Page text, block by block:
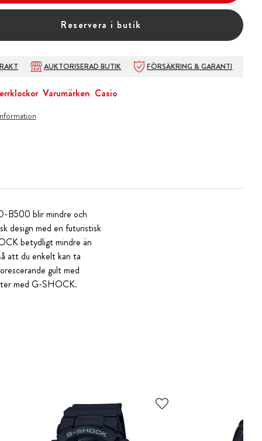
Reservera i butik
AUKTORISERAD BUTIK FÖRSÄKRING & GARANTI
Varumärken Casio
B500 blir mindre och
design med en futuristisk
betydligt mindre än
att du enkelt kan ta
gult med
med G-SHOCK.